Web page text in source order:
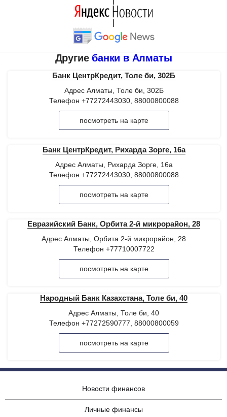
Другие банки в Алматы
Банк ЦентрКредит, Толе би, 302Б
Адрес Алматы, Толе би, 302Б
Телефон +77272443030, 88000800088
посмотреть на карте
Банк ЦентрКредит, Рихарда Зорге, 16а
Адрес Алматы, Рихарда Зорге, 16а
Телефон +77272443030, 88000800088
посмотреть на карте
Евразийский Банк, Орбита 2-й микрорайон, 28
Адрес Алматы, Орбита 2-й микрорайон, 28
Телефон +77710007722
посмотреть на карте
Народный Банк Казахстана, Толе би, 40
Адрес Алматы, Толе би, 40
Телефон +77272590777, 88000800059
посмотреть на карте
Новости финансов
Личные финансы